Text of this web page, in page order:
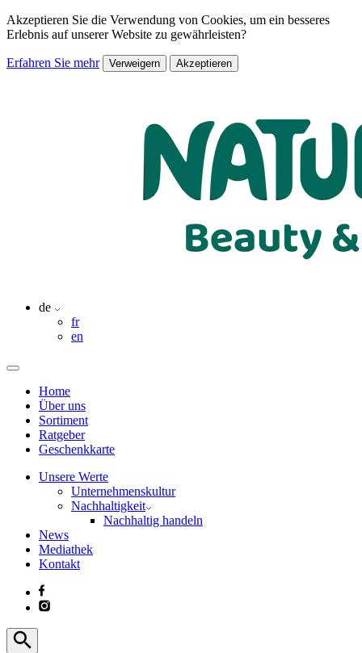
Akzeptieren Sie die Verwendung von Cookies, um ein besseres
Erlebnis auf unserer Website zu gewährleisten?
Erfahren Sie mehr Verweigern Akzeptieren
de
fr
en
Home
Über uns
Sortiment
Ratgeber
Geschenkkarte
Unsere Werte
Unternehmenskultur
Nachhaltigkeit
Nachhaltig handeln
News
Mediathek
Kontakt